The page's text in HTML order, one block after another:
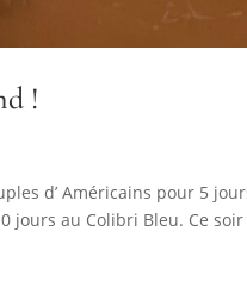
!
d’ Américains pour 5
jours au Colibri Bleu. Ce